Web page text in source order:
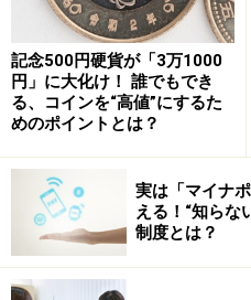
中国人はショッキングピ
た派手色が大好きだし、
し、ワンポイントスキニー
が多い印象。
アメリカ人は、全部出して
前髪を作っている人が多
な見解では、日本の美容師
ら。
記念500円硬貨が「3万1000
円」に大化け！ 誰でもでき
る、コインを“高値”にするた
めのポイントとは？
実は「マイナ
える！“知らな
制度とは？